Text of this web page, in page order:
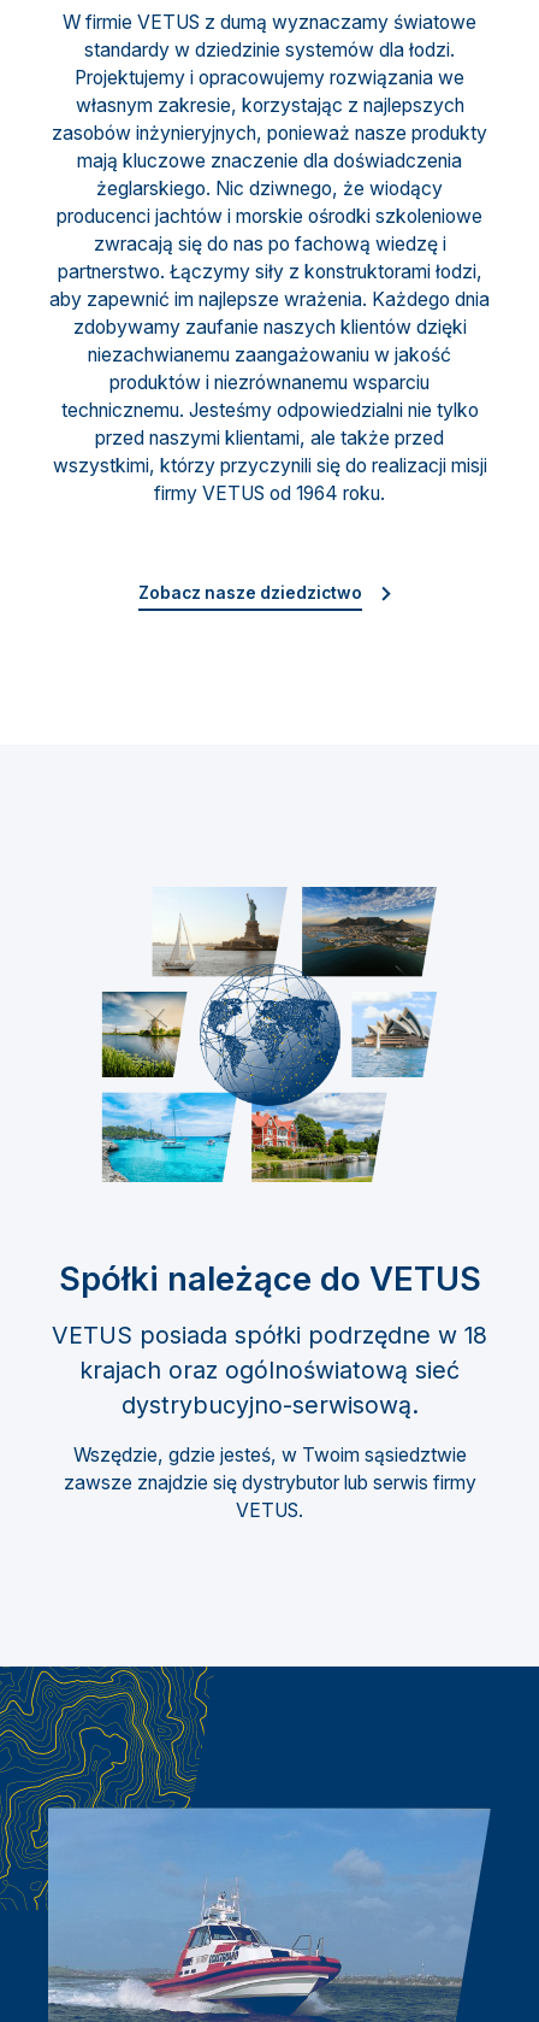
W firmie VETUS z dumą wyznaczamy światowe
standardy w dziedzinie systemów dla łodzi.
Projektujemy i opracowujemy rozwiązania we
własnym zakresie, korzystając z najlepszych
zasobów inżynieryjnych, ponieważ nasze produkty
mają kluczowe znaczenie dla doświadczenia
żeglarskiego. Nic dziwnego, że wiodący
producenci jachtów i morskie ośrodki szkoleniowe
zwracają się do nas po fachową wiedzę i
partnerstwo. Łączymy siły z konstruktorami łodzi,
aby zapewnić im najlepsze wrażenia. Każdego dnia
zdobywamy zaufanie naszych klientów dzięki
niezachwianemu zaangażowaniu w jakość
produktów i niezrównanemu wsparciu
technicznemu. Jesteśmy odpowiedzialni nie tylko
przed naszymi klientami, ale także przed
wszystkimi, którzy przyczynili się do realizacji misji
firmy VETUS od 1964 roku.
Zobacz nasze dziedzictwo
Spółki należące do VETUS
VETUS posiada spółki podrzędne w 18
krajach oraz ogólnoświatową sieć
dystrybucyjno-serwisową.
Wszędzie, gdzie jesteś, w Twoim sąsiedztwie
zawsze znajdzie się dystrybutor lub serwis firmy
VETUS.